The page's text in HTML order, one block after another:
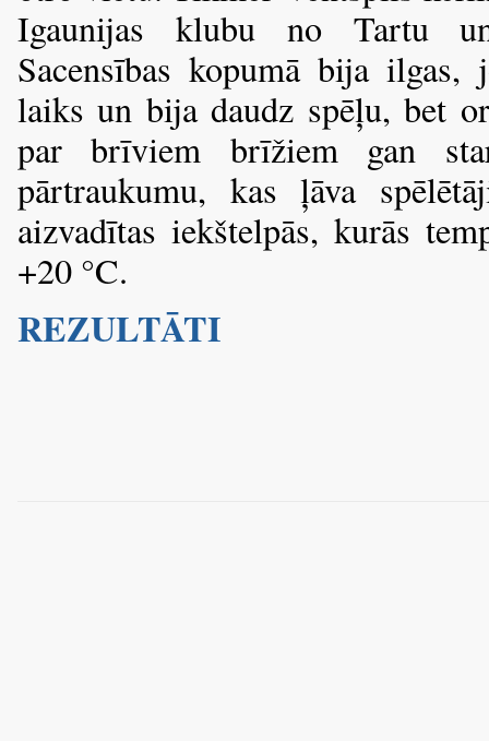
Igaunijas klubu no Tartu
Sacensības kopumā bija
laiks un bija daudz spēļu, bet
par brīviem brīžiem gan
pārtraukumu, kas ļāva
aizvadītas iekštelpās, kurās
+20 °C.
REZULTĀTI